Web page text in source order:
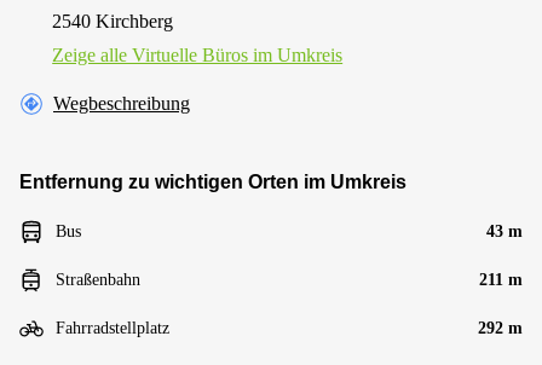
2540 Kirchberg
Zeige alle Virtuelle Büros im Umkreis
Wegbeschreibung
Entfernung zu wichtigen Orten im Umkreis
Bus 43 m
Straßenbahn 211 m
Fahrradstellplatz 292 m